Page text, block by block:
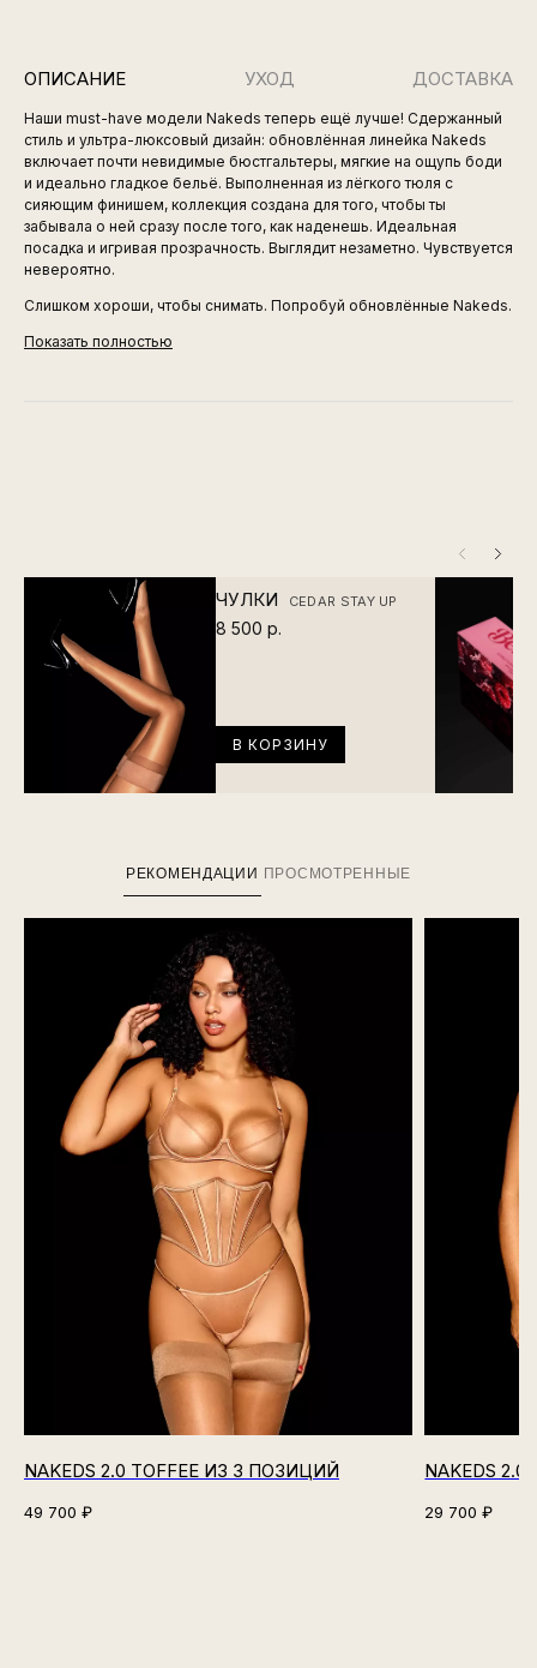
ОПИСАНИЕ УХОД ДОСТАВКА
Наши must-have модели Nakeds теперь ещё лучше! Сдержанный
стиль и ультра-люксовый дизайн: обновлённая линейка Nakeds
включает почти невидимые бюстгальтеры, мягкие на ощупь боди
и идеально гладкое бельё. Выполненная из лёгкого тюля с
сияющим финишем, коллекция создана для того, чтобы ты
забывала о ней сразу после того, как наденешь. Идеальная
посадка и игривая прозрачность. Выглядит незаметно. Чувствуется
невероятно.
Слишком хороши, чтобы снимать. Попробуй обновлённые Nakeds.
Показать полностью
ЧУЛКИ CEDAR STAY UP
8 500 р.
В КОРЗИНУ
РЕКОМЕНДАЦИИ ПРОСМОТРЕННЫЕ
NAKEDS 2.0 TOFFEE ИЗ 3 ПОЗИЦИЙ
49 700 ₽
NAKEDS
29 700 ₽